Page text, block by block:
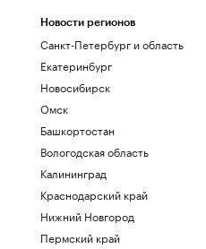
Новости регионов
Санкт-Петербург и область
Екатеринбург
Новосибирск
Омск
Башкортостан
Вологодская область
Калининград
Краснодарский край
Нижний Новгород
Пермский край